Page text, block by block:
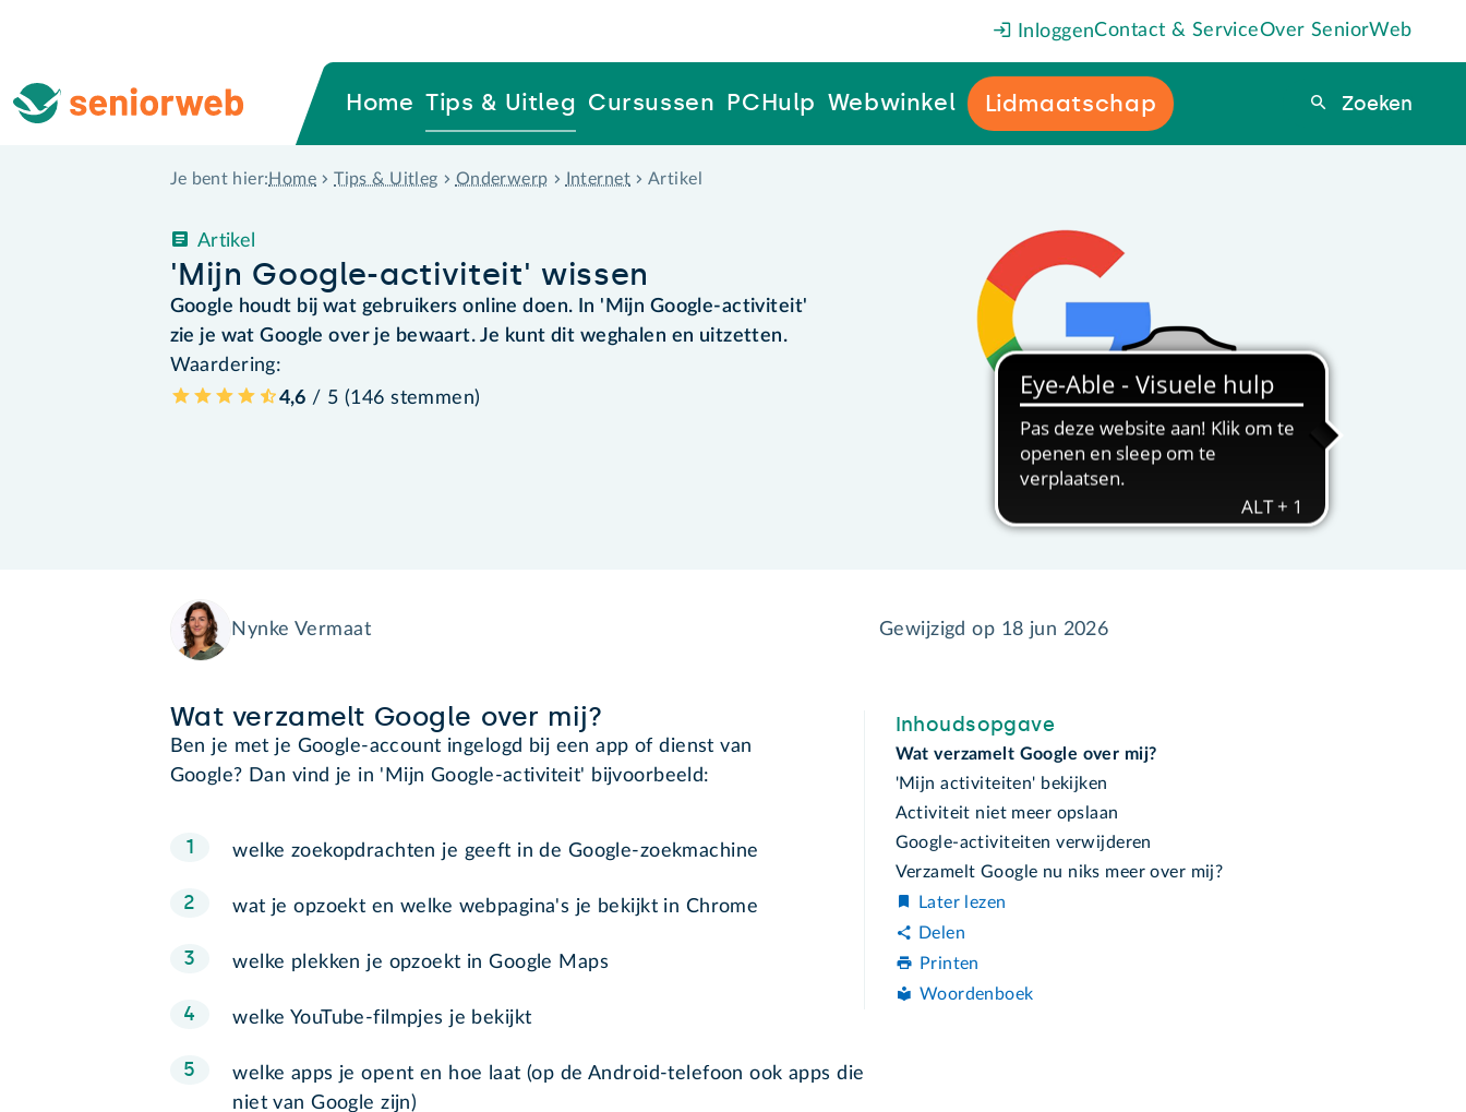
InloggenContact & ServiceOver SeniorWeb
Home Tips & Uitleg Cursussen PCHulp Webwinkel Lidmaatschap Zoeken
Zoeken
Je bent hier: Home Tips & Uitleg Onderwerp Internet Artikel
'Mijn Google-activiteit' wissen
Artikel
Google houdt bij wat gebruikers online doen. In 'Mijn Google-activiteit'
zie je wat Google over je bewaart. Je kunt dit weghalen en uitzetten.
Waardering:
4,6 / 5 (146 stemmen)
Nynke Vermaat Gewijzigd op 18 jun 2026
Wat verzamelt Google over mij?
Ben je met je Google-account ingelogd bij een app of dienst van
Google? Dan vind je in 'Mijn Google-activiteit' bijvoorbeeld:
welke zoekopdrachten je geeft in de Google-zoekmachine
wat je opzoekt en welke webpagina's je bekijkt in Chrome
welke plekken je opzoekt in Google Maps
welke YouTube-filmpjes je bekijkt
welke apps je opent en hoe laat (op de Android-telefoon ook apps die
niet van Google zijn)
Inhoudsopgave
Wat verzamelt Google over mij?
'Mijn activiteiten' bekijken
Activiteit niet meer opslaan
Google-activiteiten verwijderen
Verzamelt Google nu niks meer over mij?
Later lezen
Delen
Printen
Woordenboek